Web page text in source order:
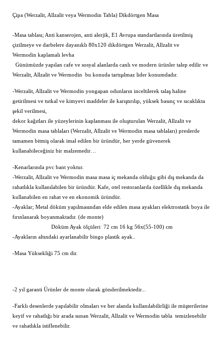
Çipa (Werzalit, Allzalit veya Wermodin Tabla) Dikdörtgen Masa
-Masa tablası; Anti kanserojen, anti alerjik, E1 Avrupa standartlarında üretilmiş
çizilmeye ve darbelere dayanıklı 80x120 dikdörtgen Werzalit, Allzalit ve
Wermodin kaplamalı levha
Günümüzde yapılan cafe ve sosyal alanlarda canlı ve modern ürünler talep edilir ve
Werzalit, Allzalit ve Wermodin bu konuda tartışılmaz lider konumdadır.
-Werzalit, Allzalit ve Wermodin yongapan odunların inceltilerek talaş haline
getirilmesi ve tutkal ve kimyevi maddeler ile karıştırılıp, yüksek basınç ve sıcaklıkta
şekil verilmesi,
dekor kağıtları ile yüzeylerinin kaplanması ile oluşturulan Werzalit, Allzalit ve
Wermodin masa tablaları (Werzalit, Allzalit ve Wermodin masa tablaları) preslerde
tamamen bitmiş olarak imal edilen bir üründür, her yerde güvenerek
kullanabileceğiniz bir malzemedir…
-Kenarlarında pvc bant yoktur.
-Werzalit, Allzalit ve Wermodin masa masa iç mekanda olduğu gibi dış mekanda da
rahatlıkla kullanılabilen bir üründür. Kafe, otel restoranlarda özellikle dış mekanda
kullanabilen en rahat ve en ekonomik üründür.
-Ayaklar; Metal döküm yapılmasından elde edilen masa ayakları elektrostatik boya ile
fırınlanarak boyanmaktadır. (de monte)
Döküm Ayak ölçüleri 72 cm 16 kg 56x(55-100) cm
-Ayakların altındaki ayarlanabilir bingo plastik ayak..
-Masa Yüksekliği 75 cm dir.
-2 yıl garanti Ürünler de monte olarak gönderilmektedir...
-Farklı desenlerde yapılabilir olmaları ve her alanda kullanılabilirliği ile müşterilerine
keyif ve rahatlığı bir arada sunan Werzalit, Allzalit ve Wermodin tabla temizlenebilir
ve rahatlıkla istiflenebilir.